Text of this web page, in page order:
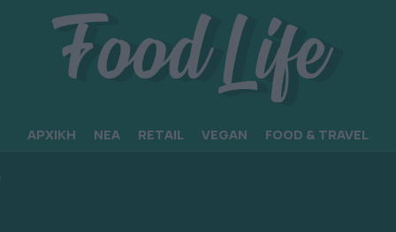
ΑΡΧΙΚΗ ΝΕΑ RETAIL VEGAN FOOD & TRAVEL